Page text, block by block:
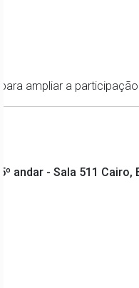
ampliar a
andar - Sala 511 Cairo,